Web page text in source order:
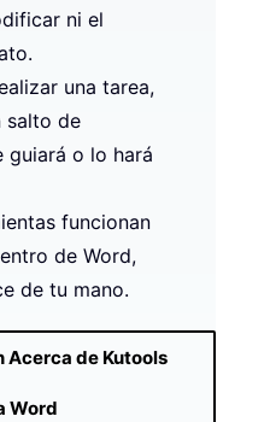
ni el
una tarea,
salto de
guiará o lo hará
funcionan
de Word,
de tu mano.
Acerca de Kutools
Word